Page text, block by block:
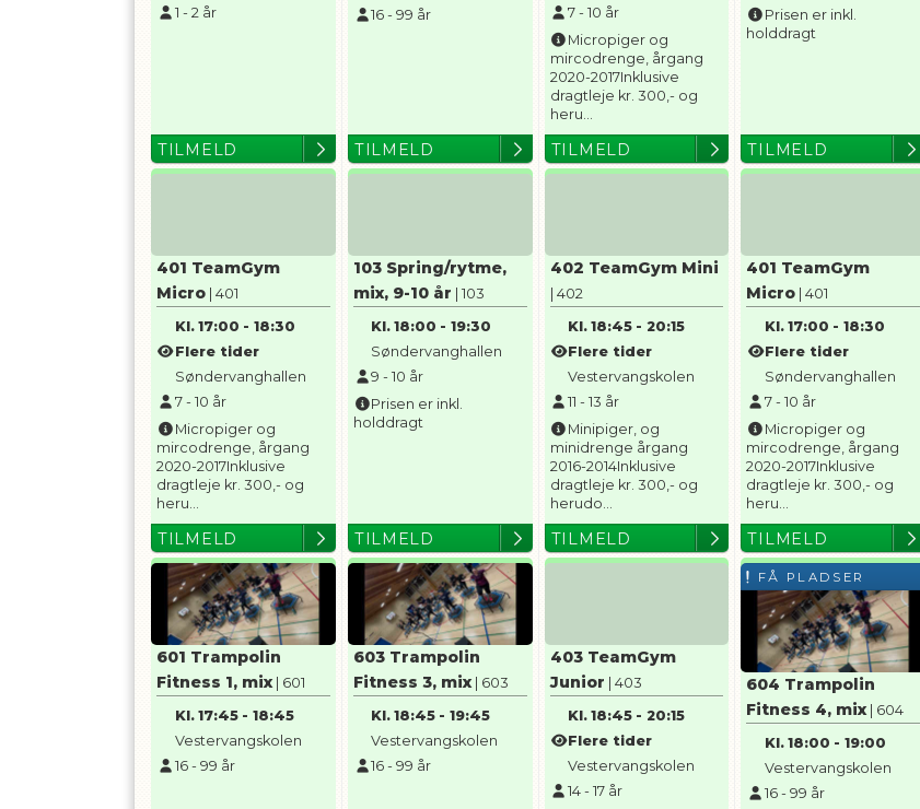
1 - 2år
TILMELD
401 TeamGym
Micro | 401
Kl. 17:00 - 18:30
Flere tider
Søndervanghallen
7- 10 år
Micropiger og
mircodrenge, årgang
2020-2017Inklusive
dragtleje kr. 300,- og
heru...
TILMELD
601 Trampolin
Fitness 1, mix
| 601
Kl. 17:45 - 18:45
Vestervangskolen
16- 99 år
16 -99 år
TILMELD
103 Spring/rytme,
mix, 9-10 år
| 103
Kl. 18:00 -19:30
Søndervanghallen
9 -10 år
Prisen er inkl.
holddragt
TILMELD
603 Trampolin
Fitness 3, mix
| 603
Kl. 18:45 -19:45
Vestervangskolen
16 -99 år
7 -10 år
Micropiger og
mircodrenge, årgang
2020-2017Inklusive
dragtleje kr. 300,- og
heru...
TILMELD
402 TeamGym Mini
| 402
Kl. 18:45 -20:15
Flere tider
Vestervangskolen
11 -13 år
Minipiger, og
minidrenge årgang
2016-2014Inklusive
dragtleje kr. 300,- og
herudo...
TILMELD
403 TeamGym
Junior
| 403
Kl. 18:45 -20:15
Flere tider
Vestervangskolen
14 -17 år
Prisen er inkl.
holddragt
TILMELD
401 TeamGym
Micro | 401
Kl. 17:00 -18:30
Flere tider
Søndervanghallen
7 -10 år
Micropiger og
mircodrenge, årgang
2020-2017Inklusive
dragtleje kr. 300,- og
heru...
TILMELD
FÅ PLADSER
604 Trampolin
Fitness 4, mix
| 604
Kl. 18:00 -19:00
Vestervangskolen
16 -99 år